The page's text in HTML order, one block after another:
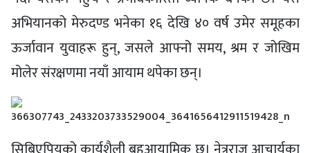
अभियानको मेरुदण्ड भनेका १६ देखि ४० वर्ष उमेर समूहका
ऊर्जावान युवाहरू हुन्, जसले आफ्नो समय, श्रम र जोखिम
मोलेर संरक्षणमा नयाँ आयाम थपेका छन्।